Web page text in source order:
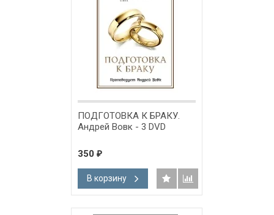
ПОДГОТОВКА К БРАКУ.
Андрей Вовк - 3 DVD
350 ₽
В корзину